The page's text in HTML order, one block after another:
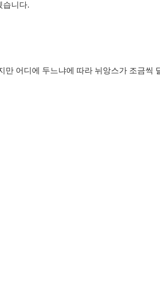
습니다.
만 어디에 두느냐에 따라 뉘앙스가 조금씩